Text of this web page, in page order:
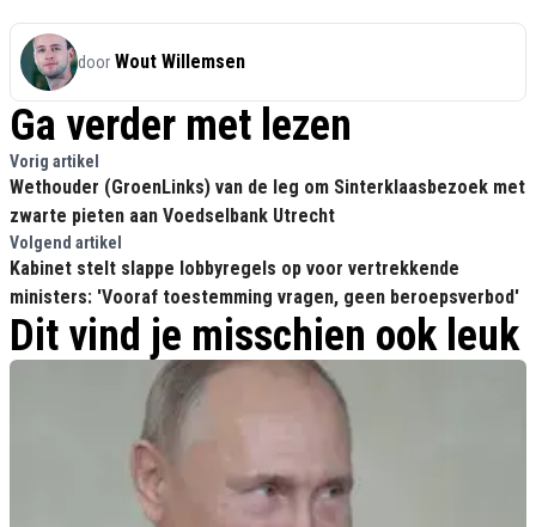
door Wout Willemsen
Ga verder met lezen
Vorig artikel
Wethouder (GroenLinks) van de leg om Sinterklaasbezoek met
zwarte pieten aan Voedselbank Utrecht
Volgend artikel
Kabinet stelt slappe lobbyregels op voor vertrekkende
ministers: 'Vooraf toestemming vragen, geen beroepsverbod'
Dit vind je misschien ook leuk